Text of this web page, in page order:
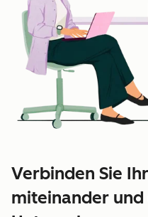
Verbinden Sie
miteinander